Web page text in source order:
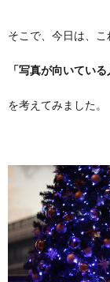
そこで、今日は、こ
「写真が向いている
を考えてみました。